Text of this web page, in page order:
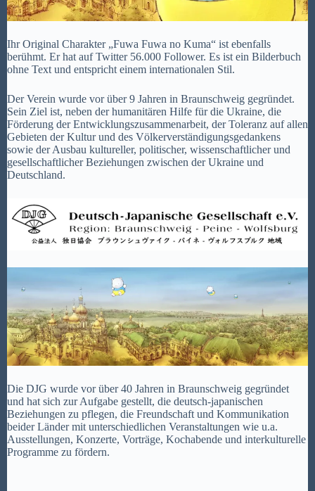
Ihr Original Charakter „Fuwa Fuwa no Kuma“ ist ebenfalls
berühmt. Er hat auf Twitter 56.000 Follower. Es ist ein Bilderbuch
ohne Text und entspricht einem internationalen Stil.
Der Verein wurde vor über 9 Jahren in Braunschweig gegründet.
Sein Ziel ist, neben der humanitären Hilfe für die Ukraine, die
Förderung der Entwicklungszusammenarbeit, der Toleranz auf allen
Gebieten der Kultur und des Völkerverständigungsgedankens
sowie der Ausbau kultureller, politischer, wissenschaftlicher und
gesellschaftlicher Beziehungen zwischen der Ukraine und
Deutschland.
Die DJG wurde vor über 40 Jahren in Braunschweig gegründet
und hat sich zur Aufgabe gestellt, die deutsch-japanischen
Beziehungen zu pflegen, die Freundschaft und Kommunikation
beider Länder mit unterschiedlichen Veranstaltungen wie u.a.
Ausstellungen, Konzerte, Vorträge, Kochabende und interkulturelle
Programme zu fördern.